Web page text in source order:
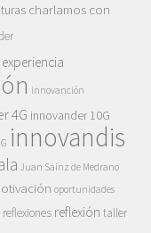
charlamos con
experiencia
innovanción
4G innovander 10G
innovandis
Juan Sainz de Medrano
oportunidades
reflexiones reflexión taller